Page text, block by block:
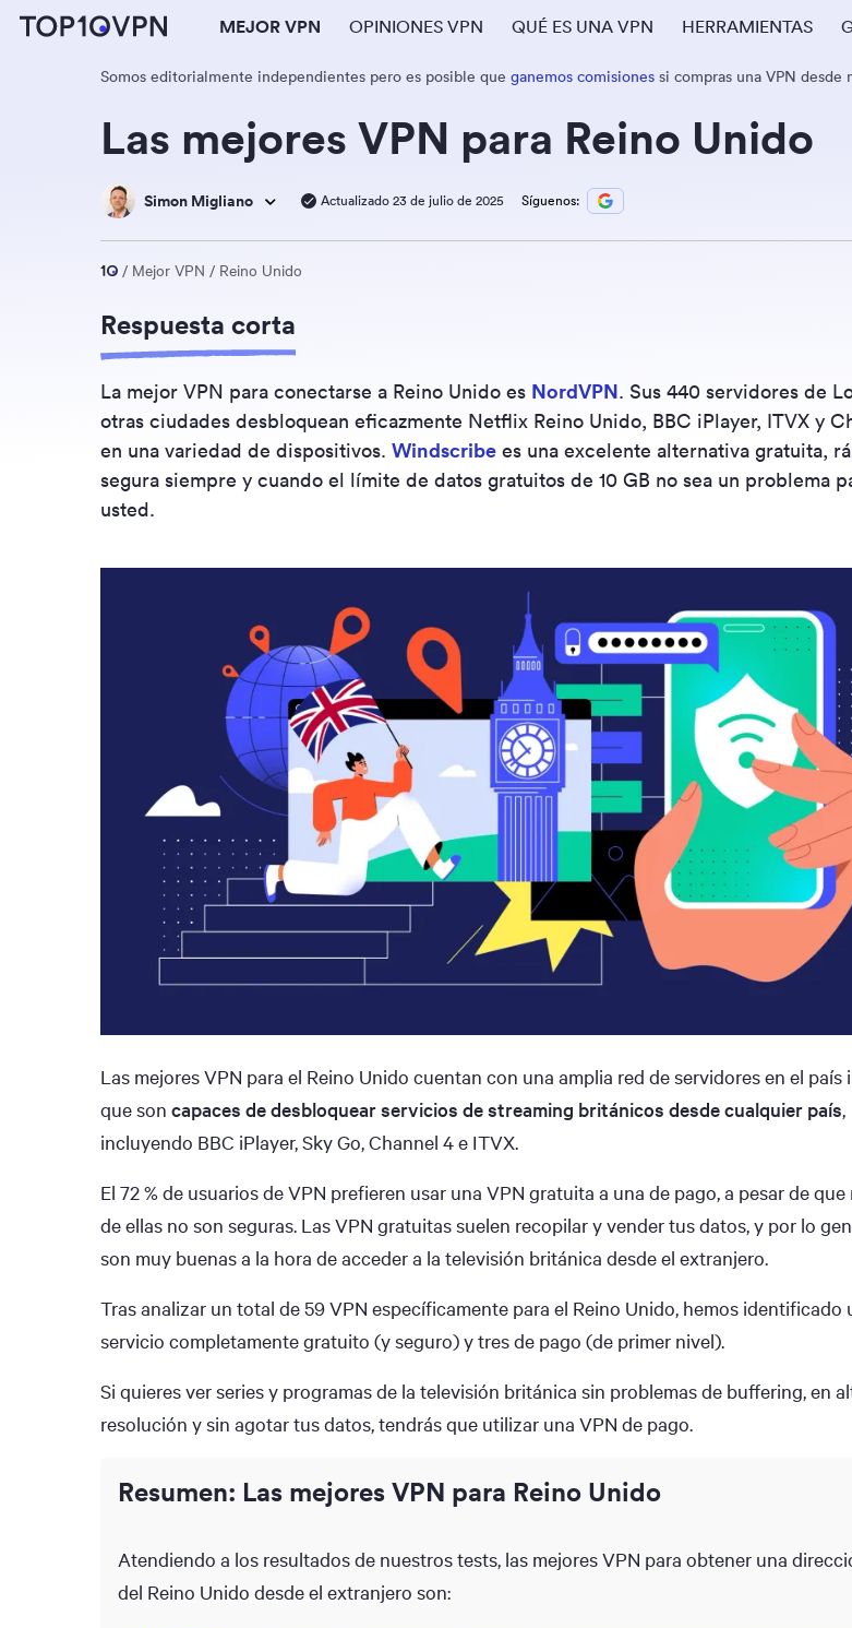
MEJOR VPN OPINIONES VPN QUÉ ES UNA VPN HERRAMIENTAS
Somos editorialmente independientes pero es posible que ganemos comisiones si compras una VPN desde
Las mejores VPN para Reino Unido
Actualizado 23 de julio de 2025 Síguenos:
Simon Migliano
Mejor VPN Reino Unido
Respuesta corta
La mejor VPN para conectarse a Reino Unido es NordVPN. Sus 440 servidores de
otras ciudades desbloquean eficazmente Netflix Reino Unido, BBC iPlayer, ITVX y
en una variedad de dispositivos. Windscribe es una excelente alternativa gratuita,
segura siempre y cuando el límite de datos gratuitos de 10 GB no sea un problema
usted.
Las mejores VPN para el Reino Unido cuentan con una amplia red de servidores en el país
que son capaces de desbloquear servicios de streaming británicos desde cualquier país,
incluyendo BBC iPlayer, Sky Go, Channel 4 e ITVX.
El 72 % de usuarios de VPN prefieren usar una VPN gratuita a una de pago, a pesar de
de ellas no son seguras. Las VPN gratuitas suelen recopilar y vender tus datos, y por lo
son muy buenas a la hora de acceder a la televisión británica desde el extranjero.
Tras analizar un total de 59 VPN específicamente para el Reino Unido, hemos identificado
servicio completamente gratuito (y seguro) y tres de pago (de primer nivel).
Si quieres ver series y programas de la televisión británica sin problemas de buffering, en
resolución y sin agotar tus datos, tendrás que utilizar una VPN de pago.
Resumen: Las mejores VPN para Reino Unido
Atendiendo a los resultados de nuestros tests, las mejores VPN para obtener una
del Reino Unido desde el extranjero son: